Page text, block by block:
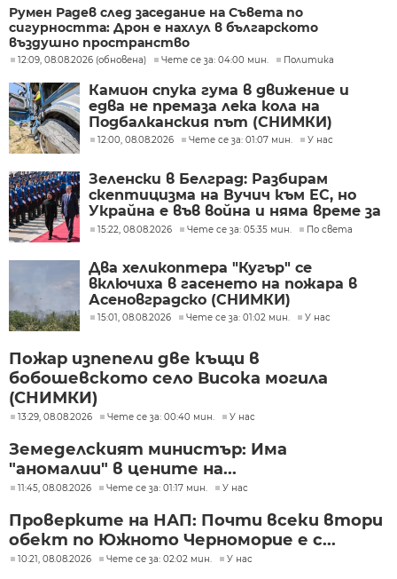
Румен Радев след заседание на Съвета по
сигурността: Дрон е нахлул в българското
въздушно пространство
12:09, 08.08.2026 (обновена) Чете се за: 04:00 мин. Политика
Камион спука гума в движение и
едва не премаза лека кола на
Подбалканския път (СНИМКИ)
12:00, 08.08.2026 Чете се за: 01:07 мин. У нас
Зеленски в Белград: Разбирам
скептицизма на Вучич към ЕС, но
Украйна е във война и няма време за
скептицизъм
15:22, 08.08.2026 Чете се за: 05:35 мин. По света
Два хеликоптера "Кугър" се
включиха в гасенето на пожара в
Асеновградско (СНИМКИ)
15:01, 08.08.2026 Чете се за: 01:02 мин. У нас
Пожар изпепели две къщи в
бобошевското село Висока могила
(СНИМКИ)
13:29, 08.08.2026 Чете се за: 00:40 мин. У нас
Земеделският министър: Има
"аномалии" в цените на...
11:45, 08.08.2026 Чете се за: 01:17 мин. У нас
Проверките на НАП: Почти всеки втори
обект по Южното Черноморие е с...
10:21, 08.08.2026 Чете се за: 02:02 мин. У нас